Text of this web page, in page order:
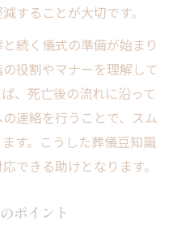
することが大切です。
続く儀式の準備が始まり
役割やマナーを理解して
、死亡後の流れに沿って
連絡を行うことで、スム
す。こうした葬儀豆知識
できる助けとなります。
ポイント